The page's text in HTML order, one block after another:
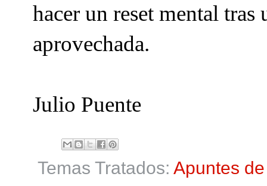
hacer un reset mental
aprovechada.
Julio Puente
Temas Tratados: Apuntes